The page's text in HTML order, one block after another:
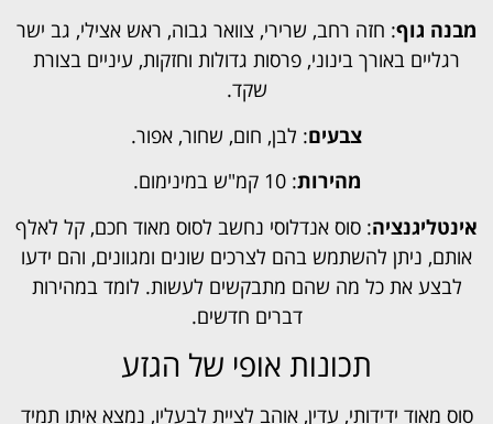
מבנה גוף: חזה רחב, שרירי, צוואר גבוה, ראש אצילי, גב ישר
רגליים באורך בינוני, פרסות גדולות וחזקות, עיניים בצורת
שקד.
צבעים: לבן, חום, שחור, אפור.
מהירות: 10 קמ"ש במינימום.
אינטליגנציה: סוס אנדלוסי נחשב לסוס מאוד חכם, קל לאלף
אותם, ניתן להשתמש בהם לצרכים שונים ומגוונים, והם ידעו
לבצע את כל מה שהם מתבקשים לעשות. לומד במהירות
דברים חדשים.
תכונות אופי של הגזע
סוס מאוד ידידותי, עדין, אוהב לציית לבעליו, נמצא איתו תמיד